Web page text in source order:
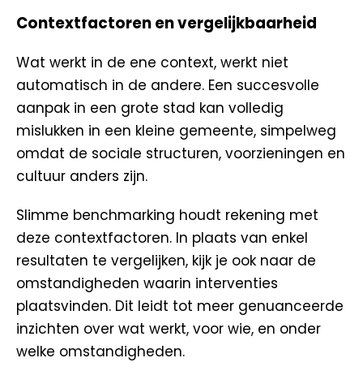
Contextfactoren en vergelijkbaarheid
Wat werkt in de ene context, werkt niet
automatisch in de andere. Een succesvolle
aanpak in een grote stad kan volledig
mislukken in een kleine gemeente, simpelweg
omdat de sociale structuren, voorzieningen en
cultuur anders zijn.
Slimme benchmarking houdt rekening met
deze contextfactoren. In plaats van enkel
resultaten te vergelijken, kijk je ook naar de
omstandigheden waarin interventies
plaatsvinden. Dit leidt tot meer genuanceerde
inzichten over wat werkt, voor wie, en onder
welke omstandigheden.